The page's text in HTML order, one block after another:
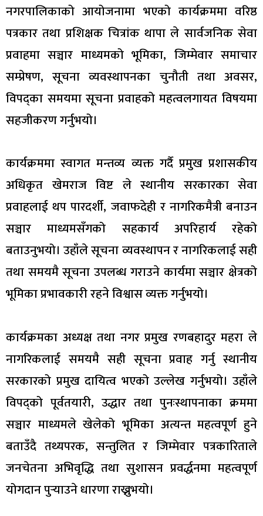
नगरपालिकाको आयोजनामा भएको कार्यक्रममा वरिष्ठ
पत्रकार तथा प्रशिक्षक चित्रांक थापा ले सार्वजनिक सेवा
प्रवाहमा सञ्चार माध्यमको भूमिका, जिम्मेवार समाचार
सम्प्रेषण, सूचना व्यवस्थापनका चुनौती तथा अवसर,
विपद्का समयमा सूचना प्रवाहको महत्वलगायत विषयमा
सहजीकरण गर्नुभयो।
कार्यक्रममा स्वागत मन्तव्य व्यक्त गर्दै प्रमुख प्रशासकीय
अधिकृत खेमराज विष्ट ले स्थानीय सरकारका सेवा
प्रवाहलाई थप पारदर्शी, जवाफदेही र नागरिकमैत्री बनाउन
सञ्चार माध्यमसँगको सहकार्य अपरिहार्य रहेको
बताउनुभयो। उहाँले सूचना व्यवस्थापन र नागरिकलाई सही
तथा समयमै सूचना उपलब्ध गराउने कार्यमा सञ्चार क्षेत्रको
भूमिका प्रभावकारी रहने विश्वास व्यक्त गर्नुभयो।
कार्यक्रमका अध्यक्ष तथा नगर प्रमुख रणबहादुर महरा ले
नागरिकलाई समयमै सही सूचना प्रवाह गर्नु स्थानीय
सरकारको प्रमुख दायित्व भएको उल्लेख गर्नुभयो। उहाँले
विपद्को पूर्वतयारी, उद्धार तथा पुनःस्थापनाका क्रममा
सञ्चार माध्यमले खेलेको भूमिका अत्यन्त महत्वपूर्ण हुने
बताउँदै तथ्यपरक, सन्तुलित र जिम्मेवार पत्रकारिताले
जनचेतना अभिवृद्धि तथा सुशासन प्रवर्द्धनमा महत्वपूर्ण
योगदान पुर्‍याउने धारणा राख्नुभयो।